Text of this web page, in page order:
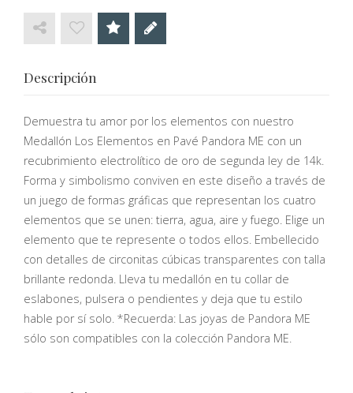
Descripción
Demuestra tu amor por los elementos con nuestro
Medallón Los Elementos en Pavé Pandora ME con un
recubrimiento electrolítico de oro de segunda ley de 14k.
Forma y simbolismo conviven en este diseño a través de
un juego de formas gráficas que representan los cuatro
elementos que se unen: tierra, agua, aire y fuego. Elige un
elemento que te represente o todos ellos. Embellecido
con detalles de circonitas cúbicas transparentes con talla
brillante redonda. Lleva tu medallón en tu collar de
eslabones, pulsera o pendientes y deja que tu estilo
hable por sí solo. *Recuerda: Las joyas de Pandora ME
sólo son compatibles con la colección Pandora ME.